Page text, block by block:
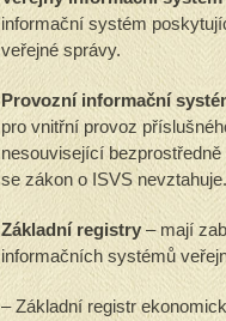
informační systém
veřejné správy.
Provozní informační
pro vnitřní provoz
nesouvisející
se zákon o ISVS nevztahuje.
Základní registry – mají
informačních systémů
– Základní registr